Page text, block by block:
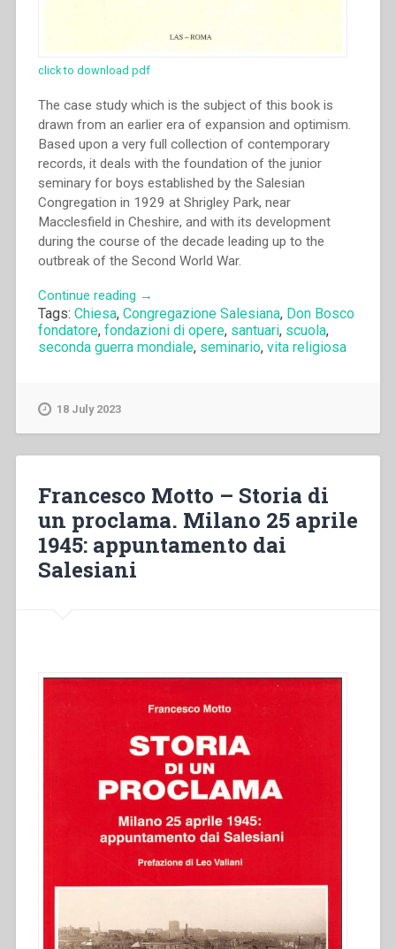
click to download pdf
The case study which is the subject of this book is
drawn from an earlier era of expansion and optimism.
Based upon a very full collection of contemporary
records, it deals with the foundation of the junior
seminary for boys established by the Salesian
Congregation in 1929 at Shrigley Park, near
Macclesfield in Cheshire, and with its development
during the course of the decade leading up to the
outbreak of the Second World War.
Continue reading “Peter
Roebuck
–
The
Shrigley.
&
Shrine
(1929-
1939)”
→
Tags: Chiesa, Congregazione Salesiana, Don Bosco
fondatore, fondazioni di opere, santuari, scuola,
seconda guerra mondiale, seminario, vita religiosa
18 July 2023
Francesco Motto – Storia di
un proclama. Milano 25 aprile
1945: appuntamento dai
Salesiani